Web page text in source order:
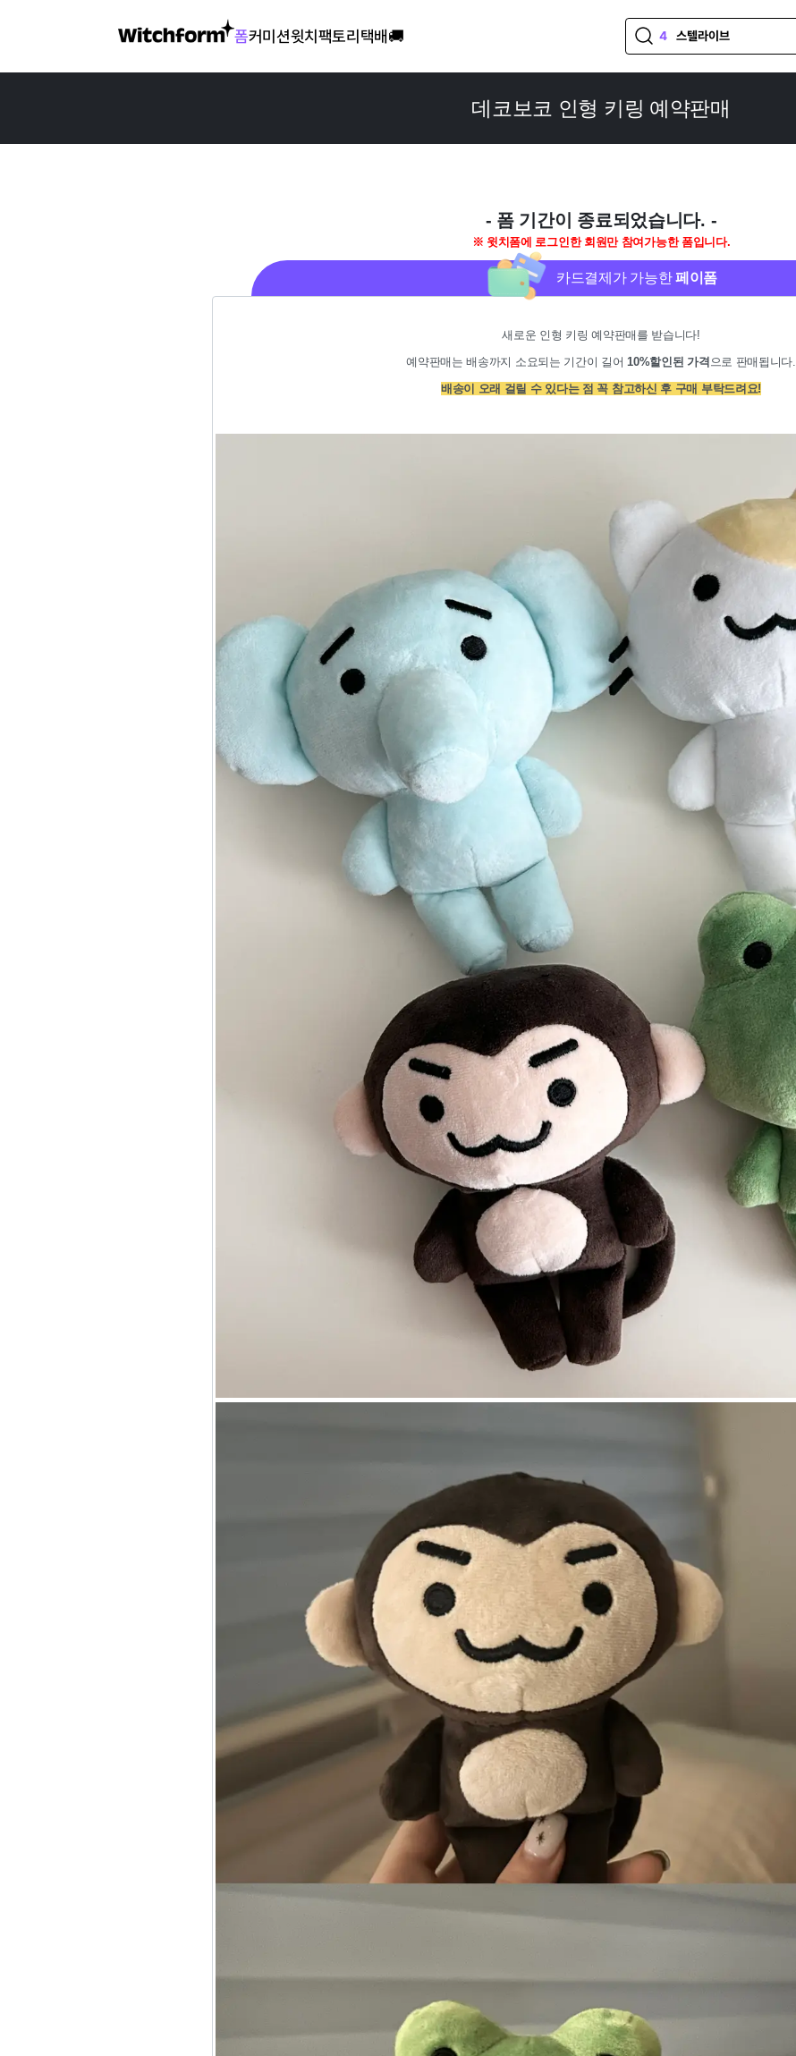
폼커미션윗치팩토리택배🚚 5 통판
6 블루아카이브
7 보이넥스트도어
플레이브
데코보코 인형 키링 예약판매
- 폼 기간이 종료되었습니다. -
※ 윗치폼에 로그인한 회원만 참여가능한 폼입니다.
카드결제가 가능한페이폼
새로운 인형 키링 예약판매를 받습니다!
예약판매는 배송까지 소요되는 기간이 길어10%할인된 가격 으로 판매됩니다.
배송이 오래 걸릴 수 있다는 점 꼭 참고하신 후 구매 부탁드려요!